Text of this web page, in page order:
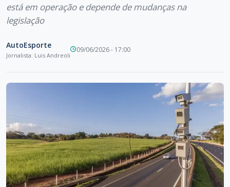
está em operação e depende de mudanças na
legislação
AutoEsporte
Jornalista: Luis Andreoli
09/06/2026 - 17:00